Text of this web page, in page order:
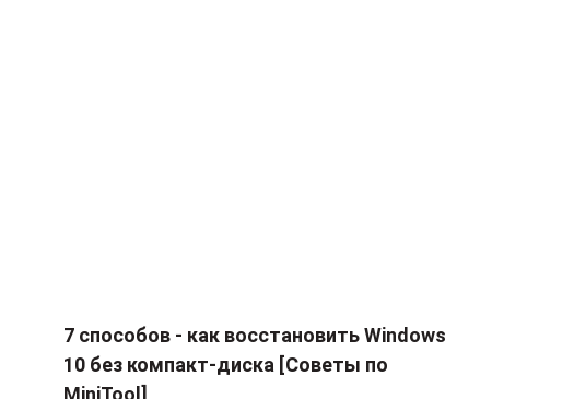
7 способов - как восстановить Windows
10 без компакт-диска [Советы по
MiniTool]